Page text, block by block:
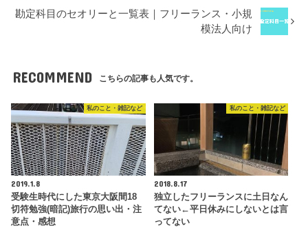
勘定科目のセオリーと一覧表｜フリーランス・小規
模法人向け
RECOMMEND こちらの記事も人気です。
私のこと・雑記など
2019.1.8
受験生時代にした東京大阪間18
切符勉強(暗記)旅行の思い出・注
意点・感想
私のこと・雑記など
2018.8.17
独立したフリーランスに土日なん
てない←平日休みにしないとは言
ってない